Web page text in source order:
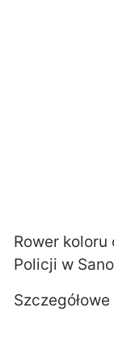
Rower
Policji w